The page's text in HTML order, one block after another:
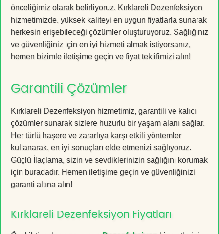
önceliğimiz olarak belirliyoruz. Kırklareli Dezenfeksiyon
hizmetimizde, yüksek kaliteyi en uygun fiyatlarla sunarak
herkesin erişebileceği çözümler oluşturuyoruz. Sağlığınız
ve güvenliğiniz için en iyi hizmeti almak istiyorsanız,
hemen bizimle iletişime geçin ve fiyat teklifimizi alın!
Garantili Çözümler
Kırklareli Dezenfeksiyon hizmetimiz, garantili ve kalıcı
çözümler sunarak sizlere huzurlu bir yaşam alanı sağlar.
Her türlü haşere ve zararlıya karşı etkili yöntemler
kullanarak, en iyi sonuçları elde etmenizi sağlıyoruz.
Güçlü İlaçlama, sizin ve sevdiklerinizin sağlığını korumak
için buradadır. Hemen iletişime geçin ve güvenliğinizi
garanti altına alın!
Kırklareli Dezenfeksiyon Fiyatları